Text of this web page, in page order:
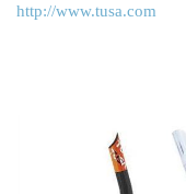
http://www.tusa.com